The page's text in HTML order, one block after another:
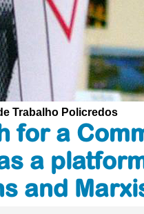
Trabalho Policredos
for a
a
and